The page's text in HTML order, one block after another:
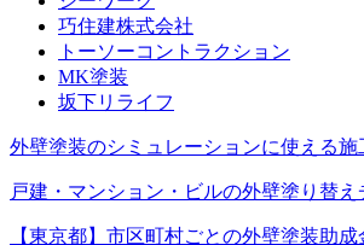
巧住建株式会社
トーソーコントラクション
MK塗装
坂下リライフ
外壁塗装のシミュレーションに使える施
戸建・マンション・ビルの外壁塗り替え
【東京都】市区町村ごとの外壁塗装助成